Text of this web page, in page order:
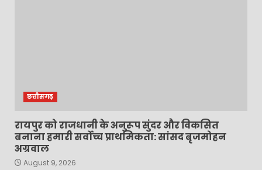
छत्तीसगढ़
रायपुर को राजधानी के अनुरूप सुंदर और विकसित
बनाना हमारी सर्वोच्च प्राथमिकता: सांसद बृजमोहन
अग्रवाल
August 9, 2026